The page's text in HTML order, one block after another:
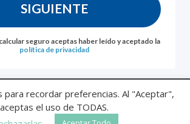
SIGUIENTE
seguro aceptas haber leído y aceptado la
política de privacidad
Legal
Politica de
cookies
Información previa al
asegurado
para recordar preferencias. Al "Aceptar",
aceptas el uso de TODAS.